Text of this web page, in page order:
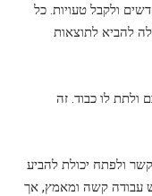
ולקבל טעויות. כל
להביא לתוצאות
ולתת לו כבוד. זה
ולפתח יכולת להביע
עבודה קשה ומאמץ, אך